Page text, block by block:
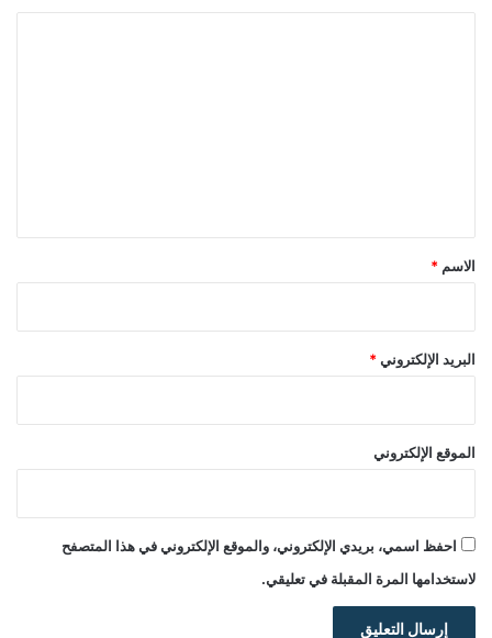
*
الاسم *
البريد الإلكتروني *
الموقع الإلكتروني
احفظ اسمي، بريدي الإلكتروني، والموقع الإلكتروني في هذا المتصفح
لاستخدامها المرة المقبلة في تعليقي.